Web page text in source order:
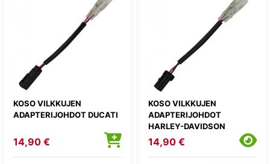
KOSO VILKKUJEN
ADAPTERIJOHDOT DUCATI
14,90 €
KOSO VILKKUJEN
ADAPTERIJOHDOT
HARLEY-DAVIDSON
14,90 €